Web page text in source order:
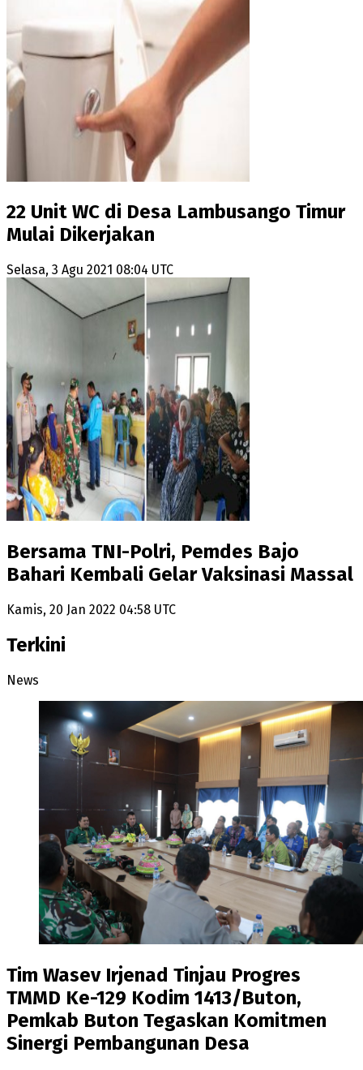
22 Unit WC di Desa Lambusango Timur
Mulai Dikerjakan
Selasa, 3 Agu 2021 08:04 UTC
Bersama TNI-Polri, Pemdes Bajo
Bahari Kembali Gelar Vaksinasi Massal
Kamis, 20 Jan 2022 04:58 UTC
Terkini
News
Tim Wasev Irjenad Tinjau Progres
TMMD Ke-129 Kodim 1413/Buton,
Pemkab Buton Tegaskan Komitmen
Sinergi Pembangunan Desa